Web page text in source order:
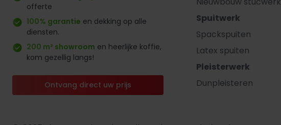
offerte
100% garantie en dekking op alle
diensten.
200 m² showroom en heerlijke koffie,
kom gezellig langs!
Ontvang direct uw prijs
Spuitwerk
Spackspuiten
Latex spuiten
Pleisterwerk
Dunpleisteren